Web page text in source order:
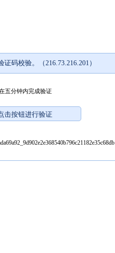
码校验。（216.73.216.201）
五分钟内完成验证